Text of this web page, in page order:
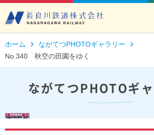
ホーム
ながてつPHOTOギャラリー
No.340 秋空の田園をゆく
ながてつPHOTOギ